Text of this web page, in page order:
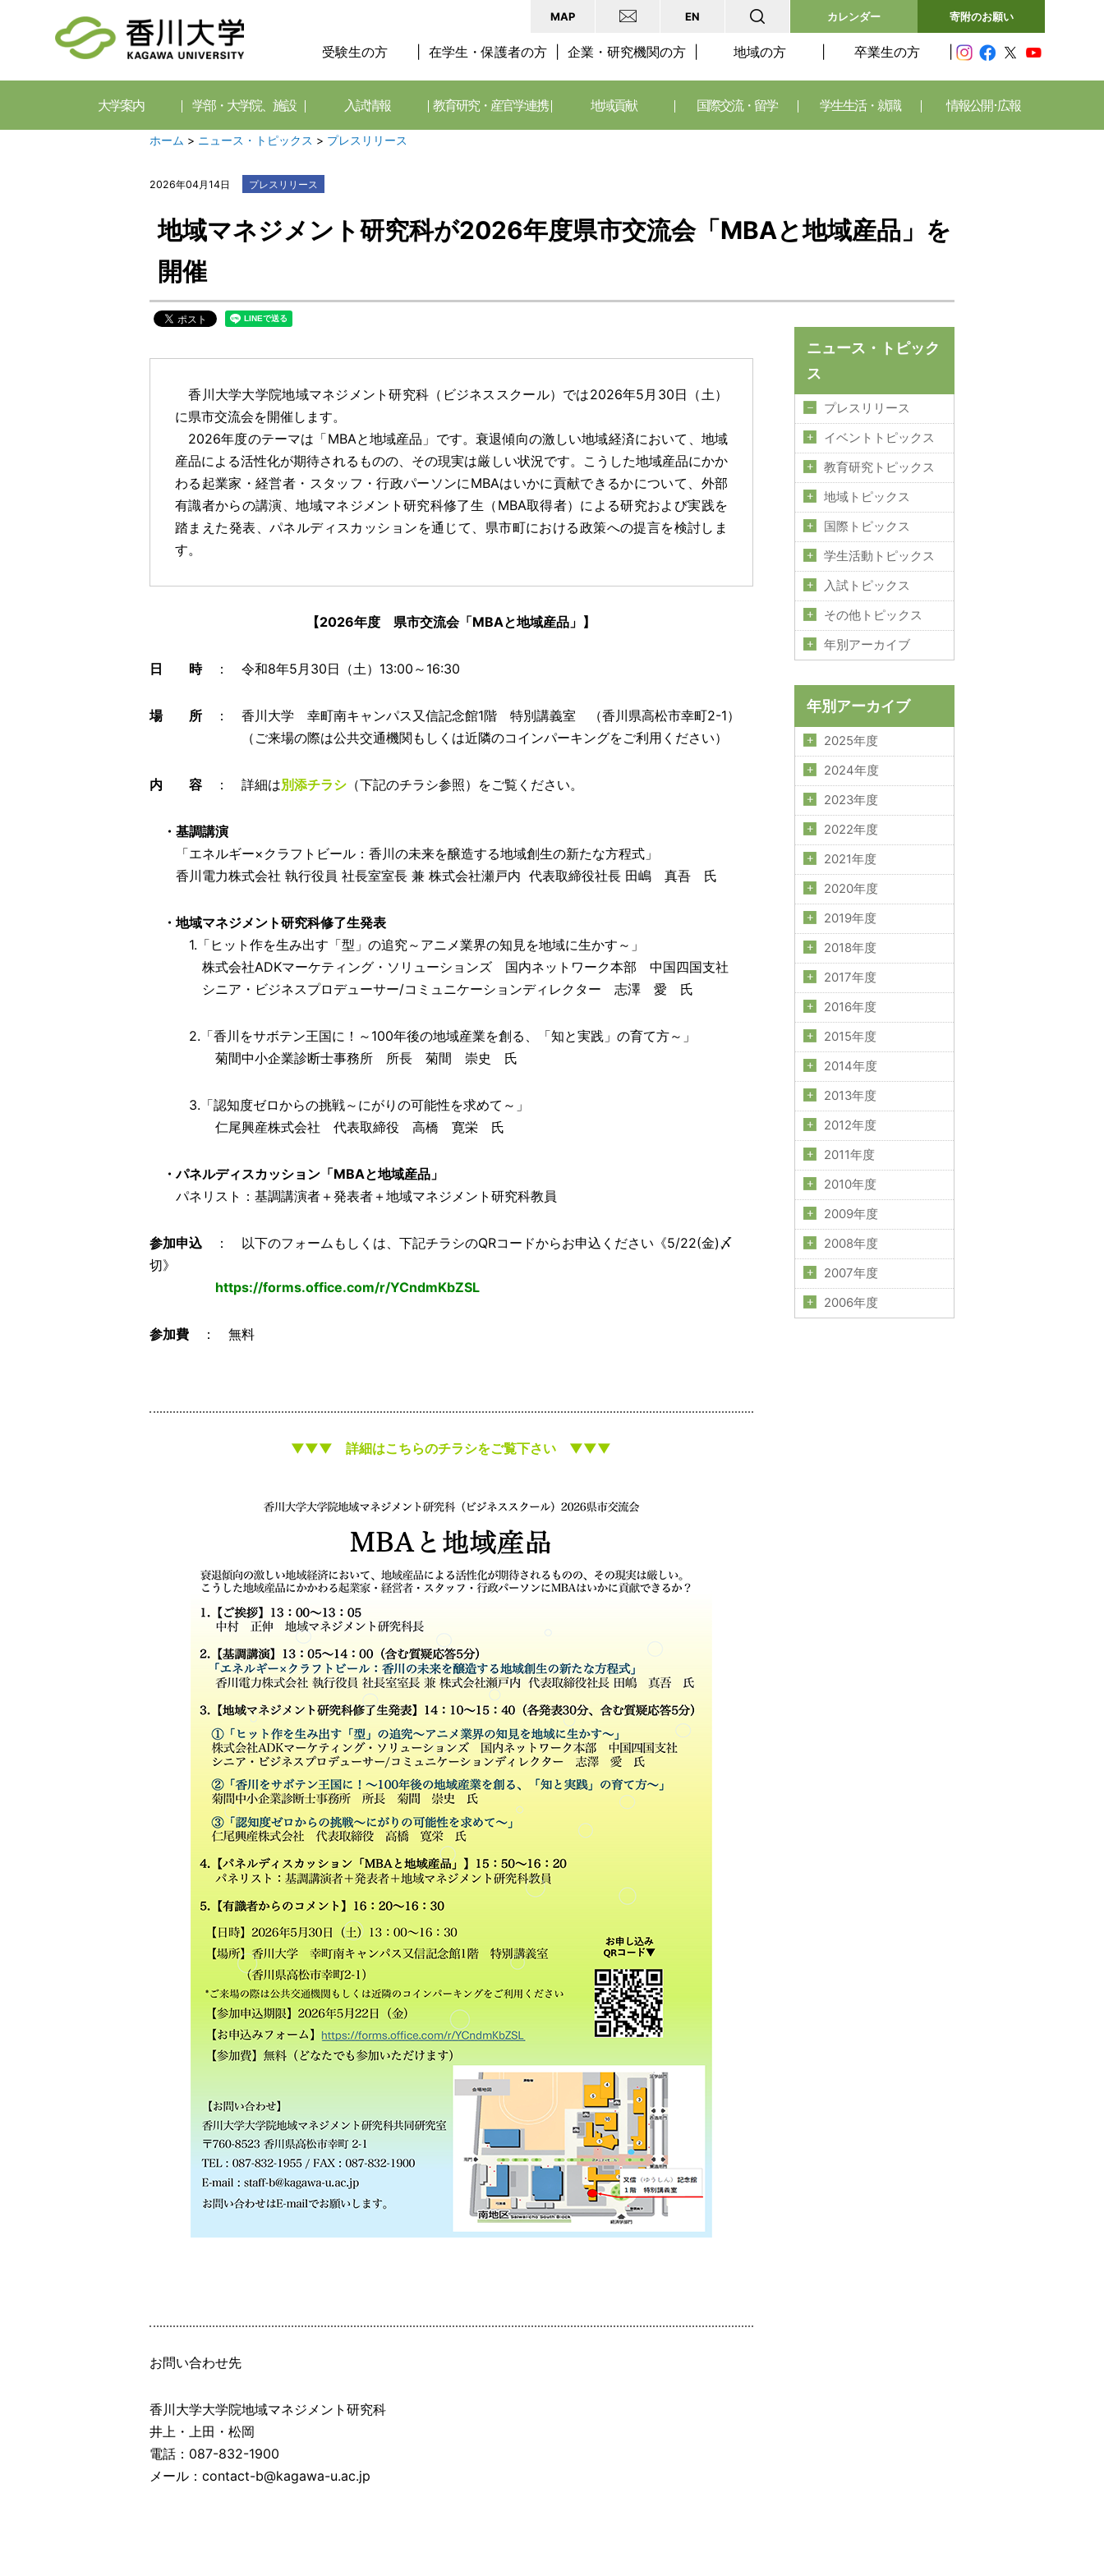
MAP EN カレンダー 寄附のお願い
受験生の方 在学生・保護者の方 企業・研究機関の方 地域の方 卒業生の方
大学案内 学部・大学院、施設 入試情報 教育研究・産官学連携 地域貢献 国際交流・留学 学生生活・就職 情報公開･広報
ホーム > ニュース・トピックス > プレスリリース
2026年04月14日 プレスリリース
地域マネジメント研究科が2026年度県市交流会「MBAと地域産品」を
開催
香川大学大学院地域マネジメント研究科（ビジネススクール）では2026年5月30日（土）
に県市交流会を開催します。
2026年度のテーマは「MBAと地域産品」です。衰退傾向の激しい地域経済において、地域
産品による活性化が期待されるものの、その現実は厳しい状況です。こうした地域産品にかか
わる起業家・経営者・スタッフ・行政パーソンにMBAはいかに貢献できるかについて、外部
有識者からの講演、地域マネジメント研究科修了生（MBA取得者）による研究および実践を
踏まえた発表、パネルディスカッションを通じて、県市町における政策への提言を検討しま
す。
【2026年度 県市交流会「MBAと地域産品」】
日 時： 令和8年5月30日（土）13:00～16:30
場 所 ： 香川大学 幸町南キャンパス又信記念館1階 特別講義室 （香川県高松市幸町2-1）
（ご来場の際は公共交通機関もしくは近隣のコインパーキングをご利用ください）
内 容 ： 詳細は別添チラシ （下記のチラシ参照）をご覧ください。
・基調講演
「エネルギー×クラフトビール：香川の未来を醸造する地域創生の新たな方程式」
香川電力株式会社 執行役員 社長室室長 兼 株式会社瀬戸内 代表取締役社長 田嶋 真吾 氏
・地域マネジメント研究科修了生発表
1.「ヒット作を生み出す「型」の追究～アニメ業界の知見を地域に生かす～」
株式会社ADKマーケティング・ソリューションズ 国内ネットワーク本部 中国四国支社
シニア・ビジネスプロデューサー/コミュニケーションディレクター 志澤 愛 氏
2.「香川をサボテン王国に！～100年後の地域産業を創る、「知と実践」の育て方～」
菊間中小企業診断士事務所 所長 菊間 崇史 氏
3.「認知度ゼロからの挑戦～にがりの可能性を求めて～」
仁尾興産株式会社 代表取締役 高橋 寛栄 氏
・パネルディスカッション「MBAと地域産品」
パネリスト：基調講演者＋発表者＋地域マネジメント研究科教員
参加申込
： 以下のフォームもしくは、下記チラシのQRコードからお申込ください《5/22(金)〆
切》
https://forms.office.com/r/YCndmKbZSL
参加費 ： 無料
▼▼▼ 詳細はこちらのチラシをご覧下さい ▼▼▼
お問い合わせ先
香川大学大学院地域マネジメント研究科
井上・上田・松岡
電話：087-832-1900
メール：contact-b@kagawa-u.ac.jp
ニュース・トピック
ス
プレスリリース
イベントトピックス
教育研究トピックス
地域トピックス
国際トピックス
学生活動トピックス
入試トピックス
その他トピックス
年別アーカイブ
年別アーカイブ
2025年度
2024年度
2023年度
2022年度
2021年度
2020年度
2019年度
2018年度
2017年度
2016年度
2015年度
2014年度
2013年度
2012年度
2011年度
2010年度
2009年度
2008年度
2007年度
2006年度